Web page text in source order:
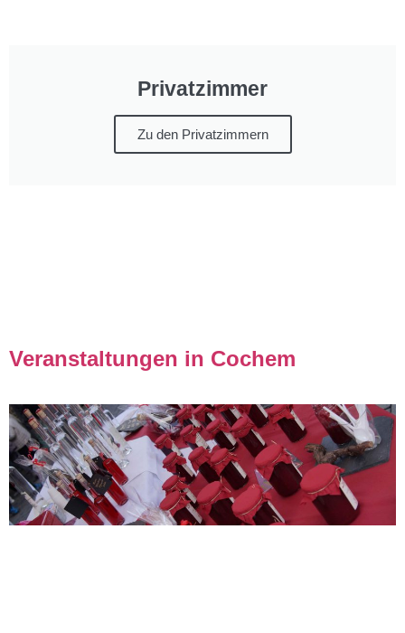
Privatzimmer
Zu den Privatzimmern
Veranstaltungen in Cochem